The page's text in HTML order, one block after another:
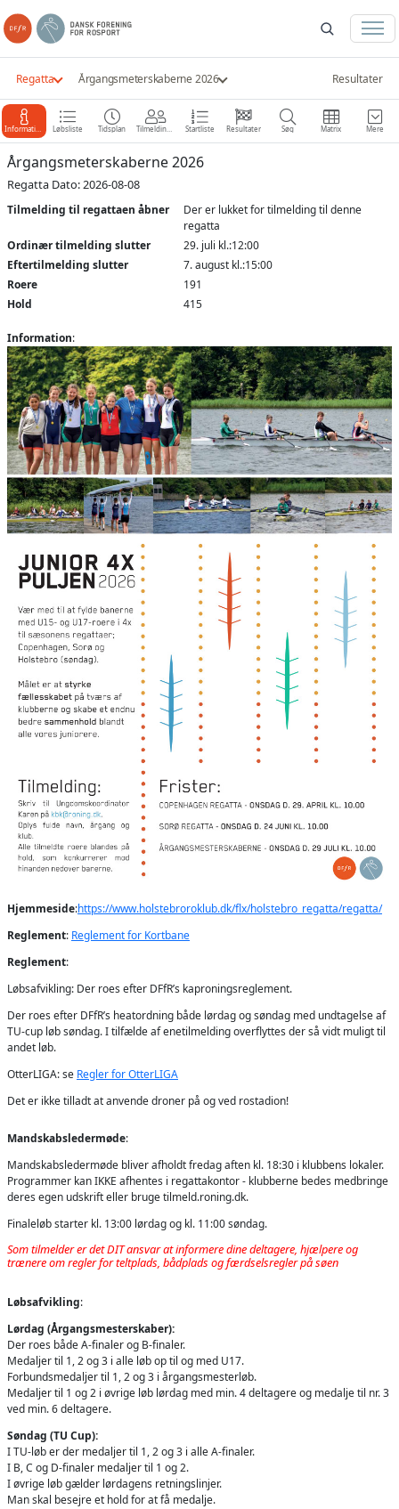
Regatta Årgangsmeterskaberne 2026 Resultater
Information Løbsliste Tidsplan Tilmeldinger Startliste Resultater Søg Matrix Mere
Årgangsmeterskaberne 2026
Regatta Dato: 2026-08-08
Tilmelding til regattaen åbner
Der er lukket for tilmelding til denne
regatta
Ordinær tilmelding slutter
29. juli kl.:12:00
Eftertilmelding slutter
7. august kl.:15:00
Roere
191
Hold
415
Information:
Hjemmeside:https://www.holstebroroklub.dk/flx/holstebro_regatta/regatta/
Reglement: Reglement for Kortbane
Reglement:
Løbsafvikling: Der roes efter DFfR’s kaproningsreglement.
Der roes efter DFfR’s heatordning både lørdag og søndag med undtagelse af
TU-cup løb søndag. I tilfælde af enetilmelding overflyttes der så vidt muligt til
andet løb.
OtterLIGA: se Regler for OtterLIGA
Det er ikke tilladt at anvende droner på og ved rostadion!
Mandskabsledermøde:
Mandskabsledermøde bliver afholdt fredag aften kl. 18:30 i klubbens lokaler.
Programmer kan IKKE afhentes i regattakontor - klubberne bedes medbringe
deres egen udskrift eller bruge tilmeld.roning.dk.
Finaleløb starter kl. 13:00 lørdag og kl. 11:00 søndag.
Som tilmelder er det DIT ansvar at informere dine deltagere, hjælpere og
trænere om regler for teltplads, bådplads og færdselsregler på søen
Løbsafvikling:
Lørdag (Årgangsmesterskaber):
Der roes både A-finaler og B-finaler.
Medaljer til 1, 2 og 3 i alle løb op til og med U17.
Forbundsmedaljer til 1, 2 og 3 i årgangsmesterløb.
Medaljer til 1 og 2 i øvrige løb lørdag med min. 4 deltagere og medalje til nr. 3
ved min. 6 deltagere.
Søndag (TU Cup):
I TU-løb er der medaljer til 1, 2 og 3 i alle A-finaler.
I B, C og D-finaler medaljer til 1 og 2.
I øvrige løb gælder lørdagens retningslinjer.
Man skal besejre et hold for at få medalje.